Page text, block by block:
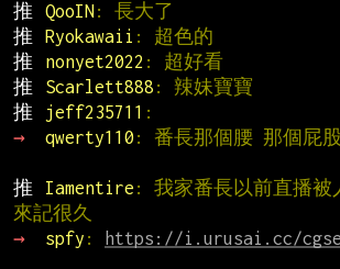
推 QooIN: 長大了
推
Ryokawaii : 超色的
推
nonyet2022 : 超好看
推
Scarlett888 : 辣妹寶寶
推
jeff235711 :
→
qwerty110 : 番長那個腰 那個屁
推
Iamentire : 我家番長以前直播被
來記很久
→
spfy :
https://i.urusai.cc/